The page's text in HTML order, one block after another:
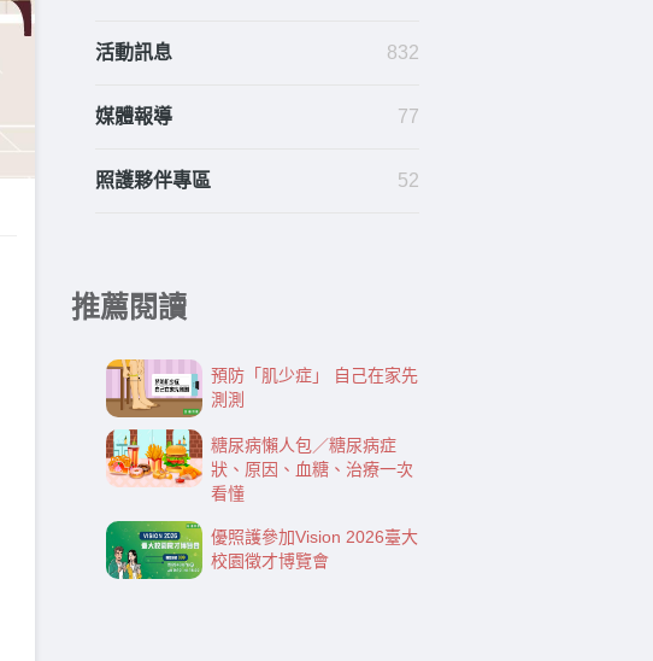
活動訊息 832
媒體報導 77
照護夥伴專區 52
推薦閱讀
預防「肌少症」 自己在家先
測測
糖尿病懶人包／糖尿病症
狀、原因、血糖、治療一次
看懂
優照護參加Vision 2026臺大
校園徵才博覽會